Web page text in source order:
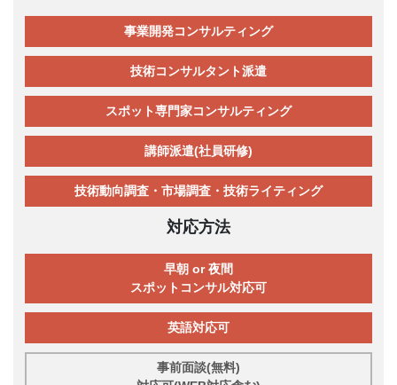
事業開発コンサルティング
技術コンサルタント派遣
スポット専門家コンサルティング
講師派遣(社員研修)
技術動向調査・市場調査・技術ライティング
対応方法
早朝 or 夜間
スポットコンサル対応可
英語対応可
事前面談(無料)